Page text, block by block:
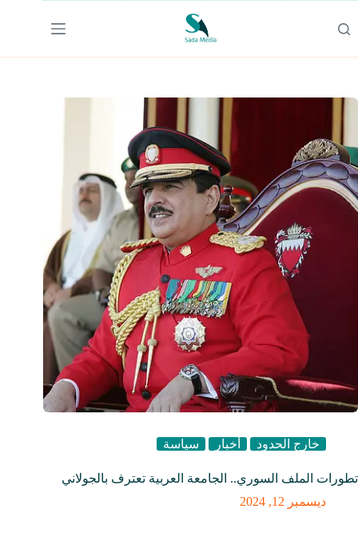
إلى
المحتوى
خارج الحدود أخبار سياسة
تطورات الملف السوري.. الجامعة العربية تعترف بالجولاني
ديسمبر 12, 2024